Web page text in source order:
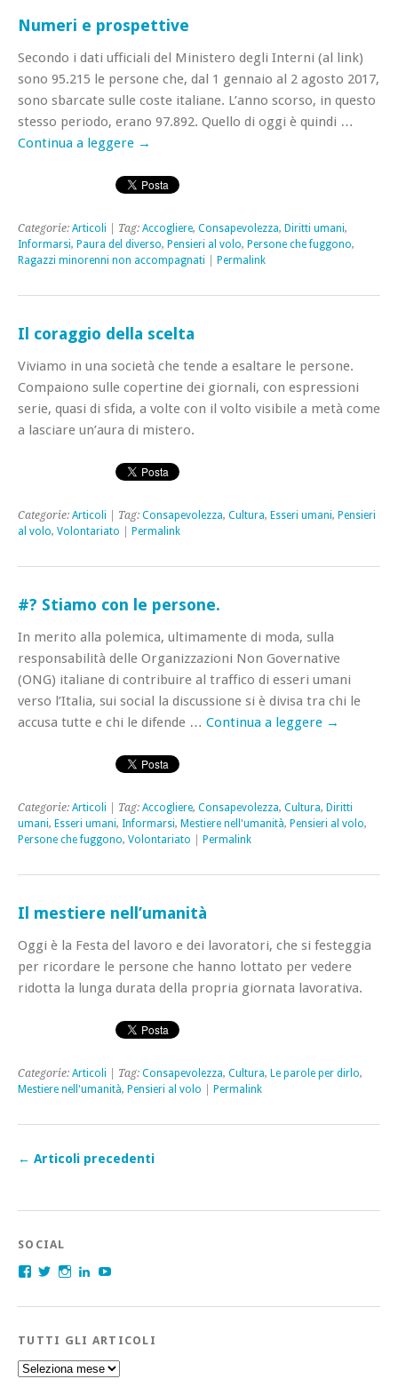
Numeri e prospettive
Secondo i dati ufficiali del Ministero degli Interni (al link)
sono 95.215 le persone che, dal 1 gennaio al 2 agosto 2017,
sono sbarcate sulle coste italiane. L’anno scorso, in questo
stesso periodo, erano 97.892. Quello di oggi è quindi …
Continua a leggere →
Categorie: Articoli | Tag: Accogliere, Consapevolezza, Diritti umani,
Informarsi, Paura del diverso, Pensieri al volo, Persone che fuggono,
Ragazzi minorenni non accompagnati
Permalink
Il coraggio della scelta
Viviamo in una società che tende a esaltare le persone.
Compaiono sulle copertine dei giornali, con espressioni
serie, quasi di sfida, a volte con il volto visibile a metà come
a lasciare un’aura di mistero.
Categorie: Articoli | Tag: Consapevolezza, Cultura, Esseri umani, Pensieri
al volo, Volontariato Permalink
#? Stiamo con le persone.
In merito alla polemica, ultimamente di moda, sulla
responsabilità delle Organizzazioni Non Governative
(ONG) italiane di contribuire al traffico di esseri umani
verso l’Italia, sui social la discussione si è divisa tra chi le
accusa tutte e chi le difende … Continua a leggere →
Categorie: Articoli | Tag: Accogliere, Consapevolezza, Cultura, Diritti
umani, Esseri umani, Informarsi, Mestiere nell'umanità, Pensieri al volo,
Persone che fuggono, Volontariato Permalink
Il mestiere nell’umanità
Oggi è la Festa del lavoro e dei lavoratori, che si festeggia
per ricordare le persone che hanno lottato per vedere
ridotta la lunga durata della propria giornata lavorativa.
Categorie: Articoli | Tag: Consapevolezza, Cultura, Le parole per dirlo,
Mestiere nell'umanità, Pensieri al volo Permalink
← Articoli precedenti
SOCIAL
Facebook
Twitter
Instagram
LinkedIn
YouTube
TUTTI GLI ARTICOLI
Tutti
gli